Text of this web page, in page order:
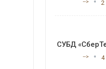
--> 2
СУБД
--> 4